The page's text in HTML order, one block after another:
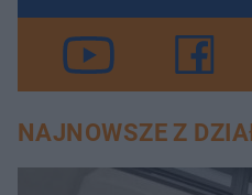
NAJNOWSZE Z